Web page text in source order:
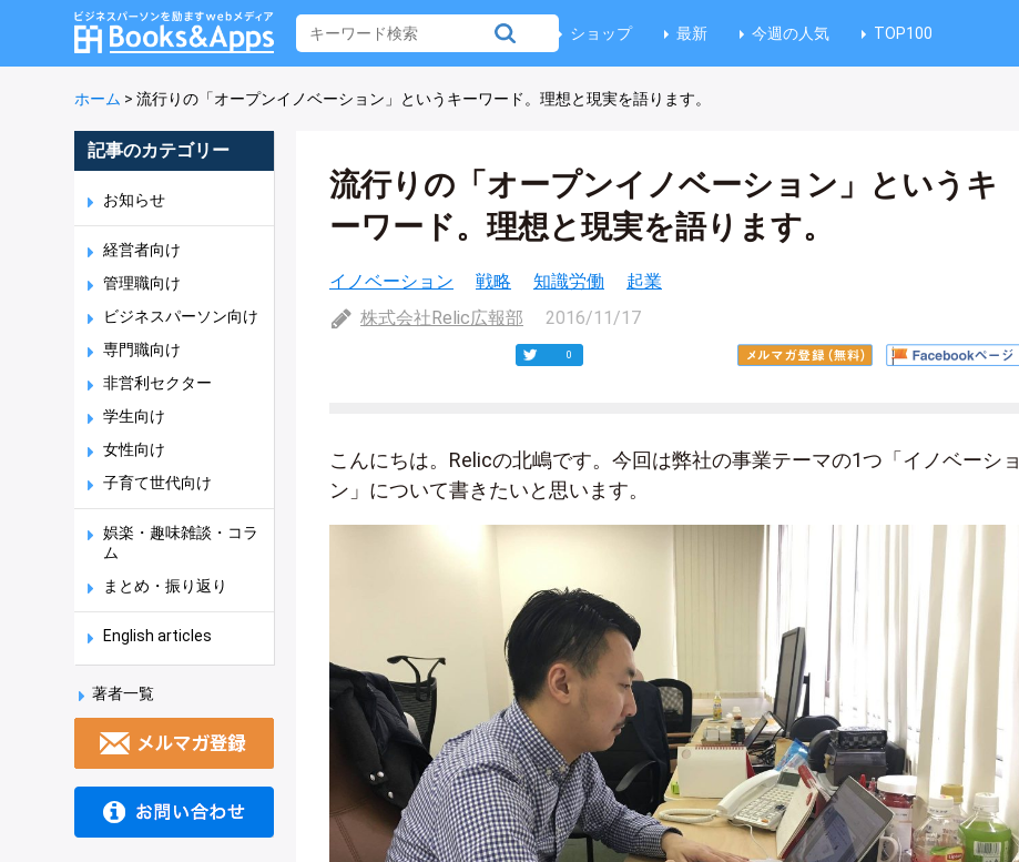
ショップ 最新 今週の人気 TOP100
ホーム > 流行りの「オープンイノベーション」というキーワード。理想と現実を語ります。
記事のカテゴリー
お知らせ
経営者向け
管理職向け
ビジネスパーソン向け
専門職向け
非営利セクター
学生向け
女性向け
子育て世代向け
娯楽・趣味雑談・コラ
ム
まとめ・振り返り
English articles
著者一覧
流行りの「オープンイノベーション」というキ
ーワード。理想と現実を語ります。
イノベーション 戦略 知識労働
起業
株式会社Relic広報部
2016/11/17
0
こんにちは。Relicの北嶋です。今回は弊社の事業テーマの1つ「イノベーショ
ン」について書きたいと思います。